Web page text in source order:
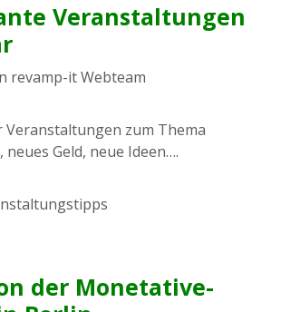
Veranstaltungen
revamp-it Webteam
Veranstaltungen zum Thema
Geld, neue Ideen….
der Monetative-